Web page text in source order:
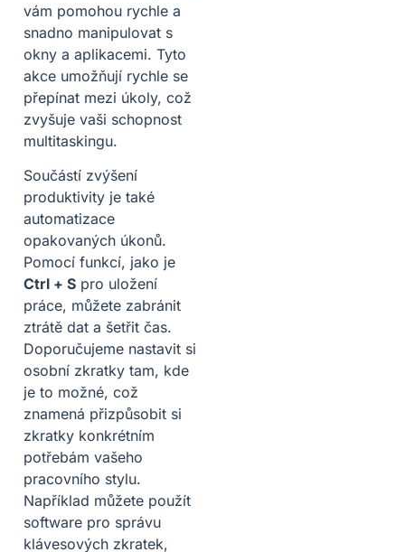
vám pomohou rychle a
snadno manipulovat s
okny a aplikacemi. Tyto
akce umožňují rychle se
přepínat mezi úkoly, což
zvyšuje vaši schopnost
multitaskingu.
Součástí zvýšení
produktivity je také
automatizace
opakovaných úkonů.
Pomocí funkcí, jako je
Ctrl + S pro uložení
práce, můžete zabránit
ztrátě dat a šetřit čas.
Doporučujeme nastavit si
osobní zkratky tam, kde
je to možné, což
znamená přizpůsobit si
zkratky konkrétním
potřebám vašeho
pracovního stylu.
Například můžete použít
software pro správu
klávesových zkratek,